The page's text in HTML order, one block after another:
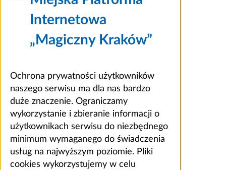
Internetowa
„Magiczny Kraków”
Ochrona prywatności użytkowników
naszego serwisu ma dla nas bardzo
duże znaczenie. Ograniczamy
wykorzystanie i zbieranie informacji o
użytkownikach serwisu do niezbędnego
minimum wymaganego do świadczenia
usług na najwyższym poziomie. Pliki
cookies wykorzystujemy w celu